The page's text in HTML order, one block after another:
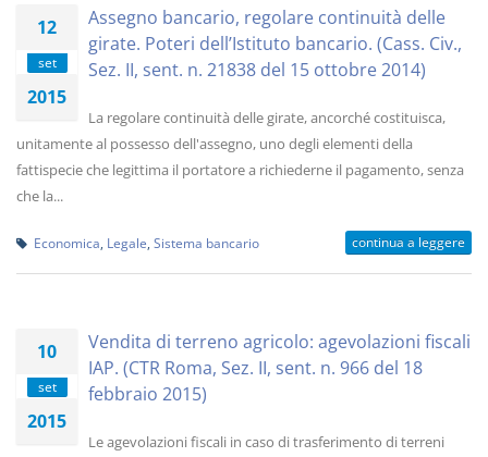
12
set
2015
Assegno bancario, regolare continuità delle
girate. Poteri dell’Istituto bancario. (Cass. Civ.,
Sez. II, sent. n. 21838 del 15 ottobre 2014)
La regolare continuità delle girate, ancorché costituisca,
unitamente al possesso dell'assegno, uno degli elementi della
fattispecie che legittima il portatore a richiederne il pagamento, senza
che la...
Economica Legale Sistema bancario continua a leggere
10
set
2015
Vendita di terreno agricolo: agevolazioni fiscali
IAP. (CTR Roma, Sez. II, sent. n. 966 del 18
febbraio 2015)
Le agevolazioni fiscali in caso di trasferimento di terreni